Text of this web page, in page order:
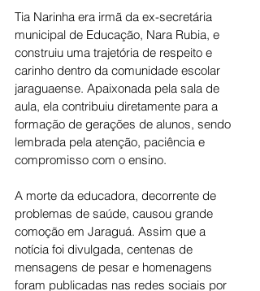
Tia Narinha era irmã da ex-secretária
municipal de Educação, Nara Rubia, e
construiu uma trajetória de respeito e
carinho dentro da comunidade escolar
jaraguaense. Apaixonada pela sala de
aula, ela contribuiu diretamente para a
formação de gerações de alunos, sendo
lembrada pela atenção, paciência e
compromisso com o ensino.
A morte da educadora, decorrente de
problemas de saúde, causou grande
comoção em Jaraguá. Assim que a
notícia foi divulgada, centenas de
mensagens de pesar e homenagens
foram publicadas nas redes sociais por